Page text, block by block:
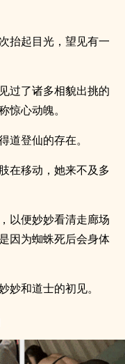
抬起目光，望见有一
过了诸多相貌出挑的
惊心动魄。
道登仙的存在。
在移动，她来不及多
以便妙妙看清走廊场
因为蜘蛛死后会身体
妙和道士的初见。